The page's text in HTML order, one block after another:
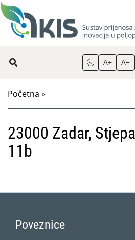
A+ A−
Početna »
23000 Zadar,
11b
Poveznice